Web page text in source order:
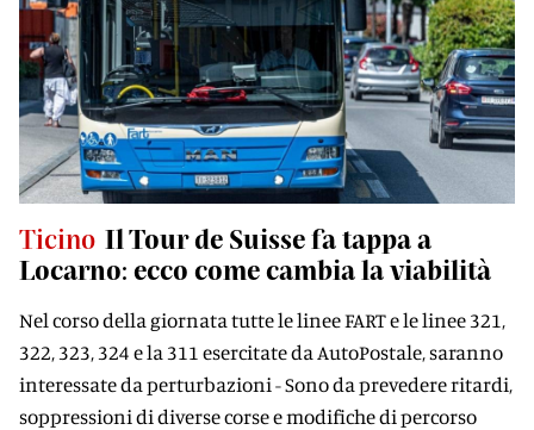
Ticino Il Tour de Suisse fa tappa a
Locarno: ecco come cambia la viabilità
Nel corso della giornata tutte le linee FART e le linee 321,
322, 323, 324 e la 311 esercitate da AutoPostale, saranno
interessate da perturbazioni - Sono da prevedere ritardi,
soppressioni di diverse corse e modifiche di percorso